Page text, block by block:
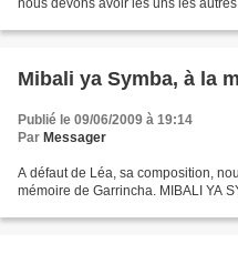
nous devons avoir les uns les
Mibali ya Symba, à la
Publié le 09/06/2009 à 19:14
Par Messager
A défaut de Léa, sa composition,
mémoire de Garrincha. MIBALI YA